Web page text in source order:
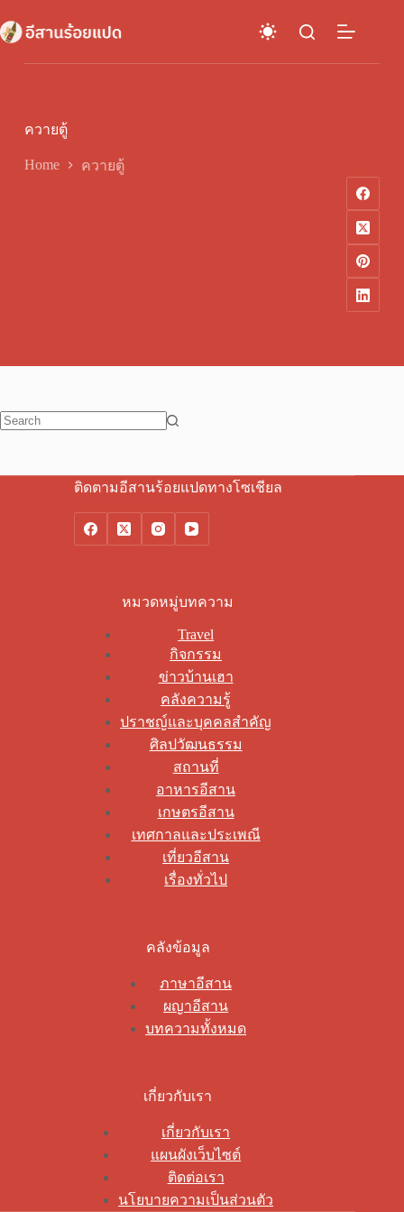
to
content
ควายตู้
Home ควายตู้
ติดตามอีสานร้อยแปดทางโซเชียล
หมวดหมู่บทความ
Travel
กิจกรรม
ข่าวบ้านเฮา
คลังความรู้
ปราชญ์และบุคคลสำคัญ
ศิลปวัฒนธรรม
สถานที่
อาหารอีสาน
เกษตรอีสาน
เทศกาลและประเพณี
เที่ยวอีสาน
เรื่องทั่วไป
คลังข้อมูล
ภาษาอีสาน
ผญาอีสาน
บทความทั้งหมด
เกี่ยวกับเรา
เกี่ยวกับเรา
แผนผังเว็บไซต์
ติดต่อเรา
นโยบายความเป็นส่วนตัว